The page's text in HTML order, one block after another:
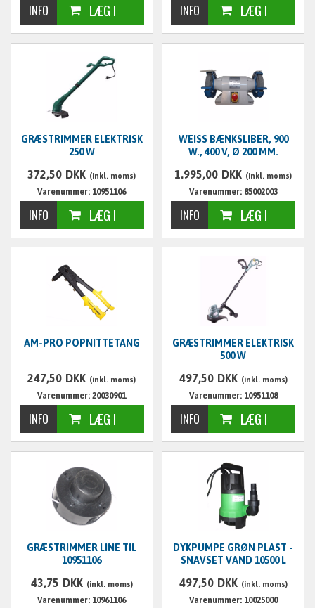
GRÆSTRIMMER ELEKTRISK
250 W
372,50 DKK (inkl. moms)
Varenummer: 10951106
WEISS BÆNKSLIBER, 900
W., 400 V, Ø 200 MM.
1.995,00 DKK (inkl. moms)
Varenummer: 85002003
AM-PRO POPNITTETANG
247,50 DKK (inkl. moms)
Varenummer: 20030901
GRÆSTRIMMER ELEKTRISK
500 W
497,50 DKK (inkl. moms)
Varenummer: 10951108
GRÆSTRIMMER LINE TIL
10951106
43,75 DKK (inkl. moms)
Varenummer: 10961106
DYKPUMPE GRØN PLAST -
SNAVSET VAND 10500 L
497,50 DKK (inkl. moms)
Varenummer: 10025000